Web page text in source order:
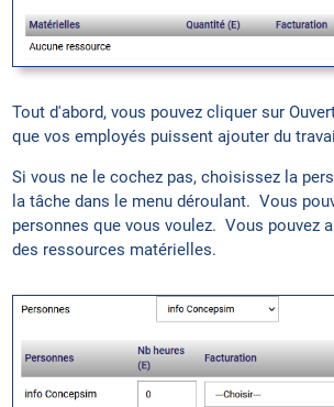
Tout d'abord, vous pouvez cliquer sur
que vos employés puissent ajouter du
Si vous ne le cochez pas, choisissez la
la tâche dans le menu déroulant. Vous
personnes que vous voulez. Vous pouvez
des ressources matérielles.